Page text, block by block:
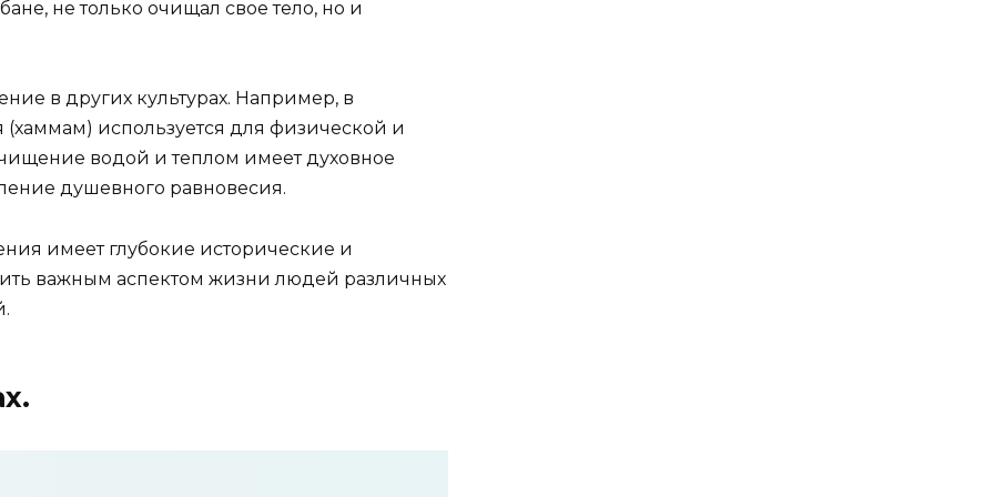
не только очищал свое тело, но и
в других культурах. Например, в
используется для физической и
водой и теплом имеет духовное
душевного равновесия.
имеет глубокие исторические и
важным аспектом жизни людей различных
.